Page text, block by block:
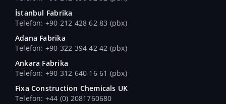
İstanbul Fabrika
Telefon: +90 212 428 62 83 (pbx)
Adana Fabrika
Telefon: +90 322 394 42 42 (pbx)
Ankara Fabrika
Telefon: +90 312 640 16 61 (pbx)
Fixa Construction Chemicals UK
Telefon: +44 (0) 2081760680